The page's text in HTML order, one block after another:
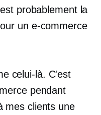
probablement la
un e-commerce
celui-là. C'est
pendant
mes clients une